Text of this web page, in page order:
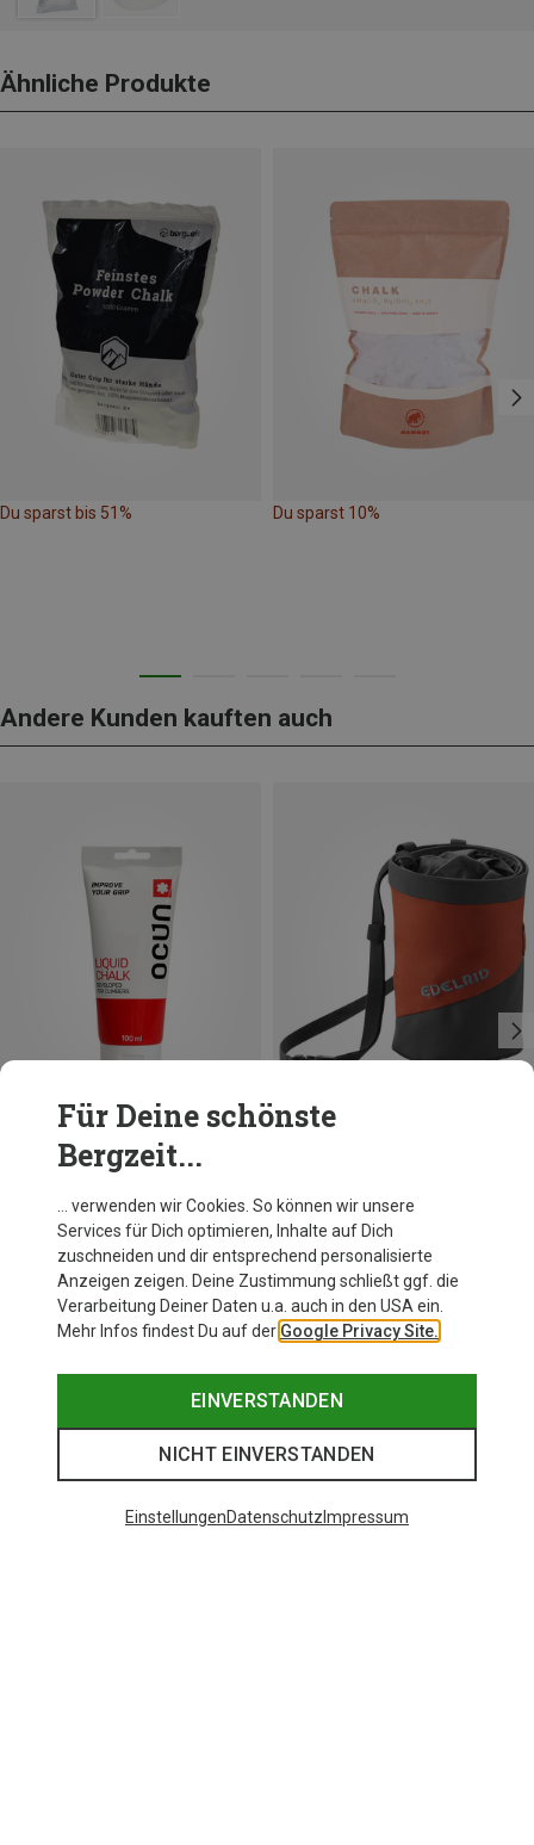
Ähnliche Produkte
Du sparst bis 51% Du sparst 10%
Andere Kunden kauften auch
Chalk Liquid 100ml
100ML
Für Deine schönste
Bergzeit...
… verwenden wir Cookies. So können wir unsere
Services für Dich optimieren, Inhalte auf Dich
zuschneiden und dir entsprechend personalisierte
Anzeigen zeigen. Deine Zustimmung schließt ggf. die
Verarbeitung Deiner Daten u.a. auch in den USA ein.
Mehr Infos findest Du auf der Google Privacy Site.
EINVERSTANDEN
NICHT EINVERSTANDEN
EinstellungenDatenschutz Impressum